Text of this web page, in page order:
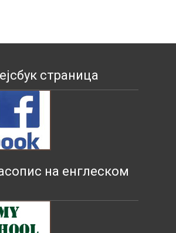
страница
на енглеском